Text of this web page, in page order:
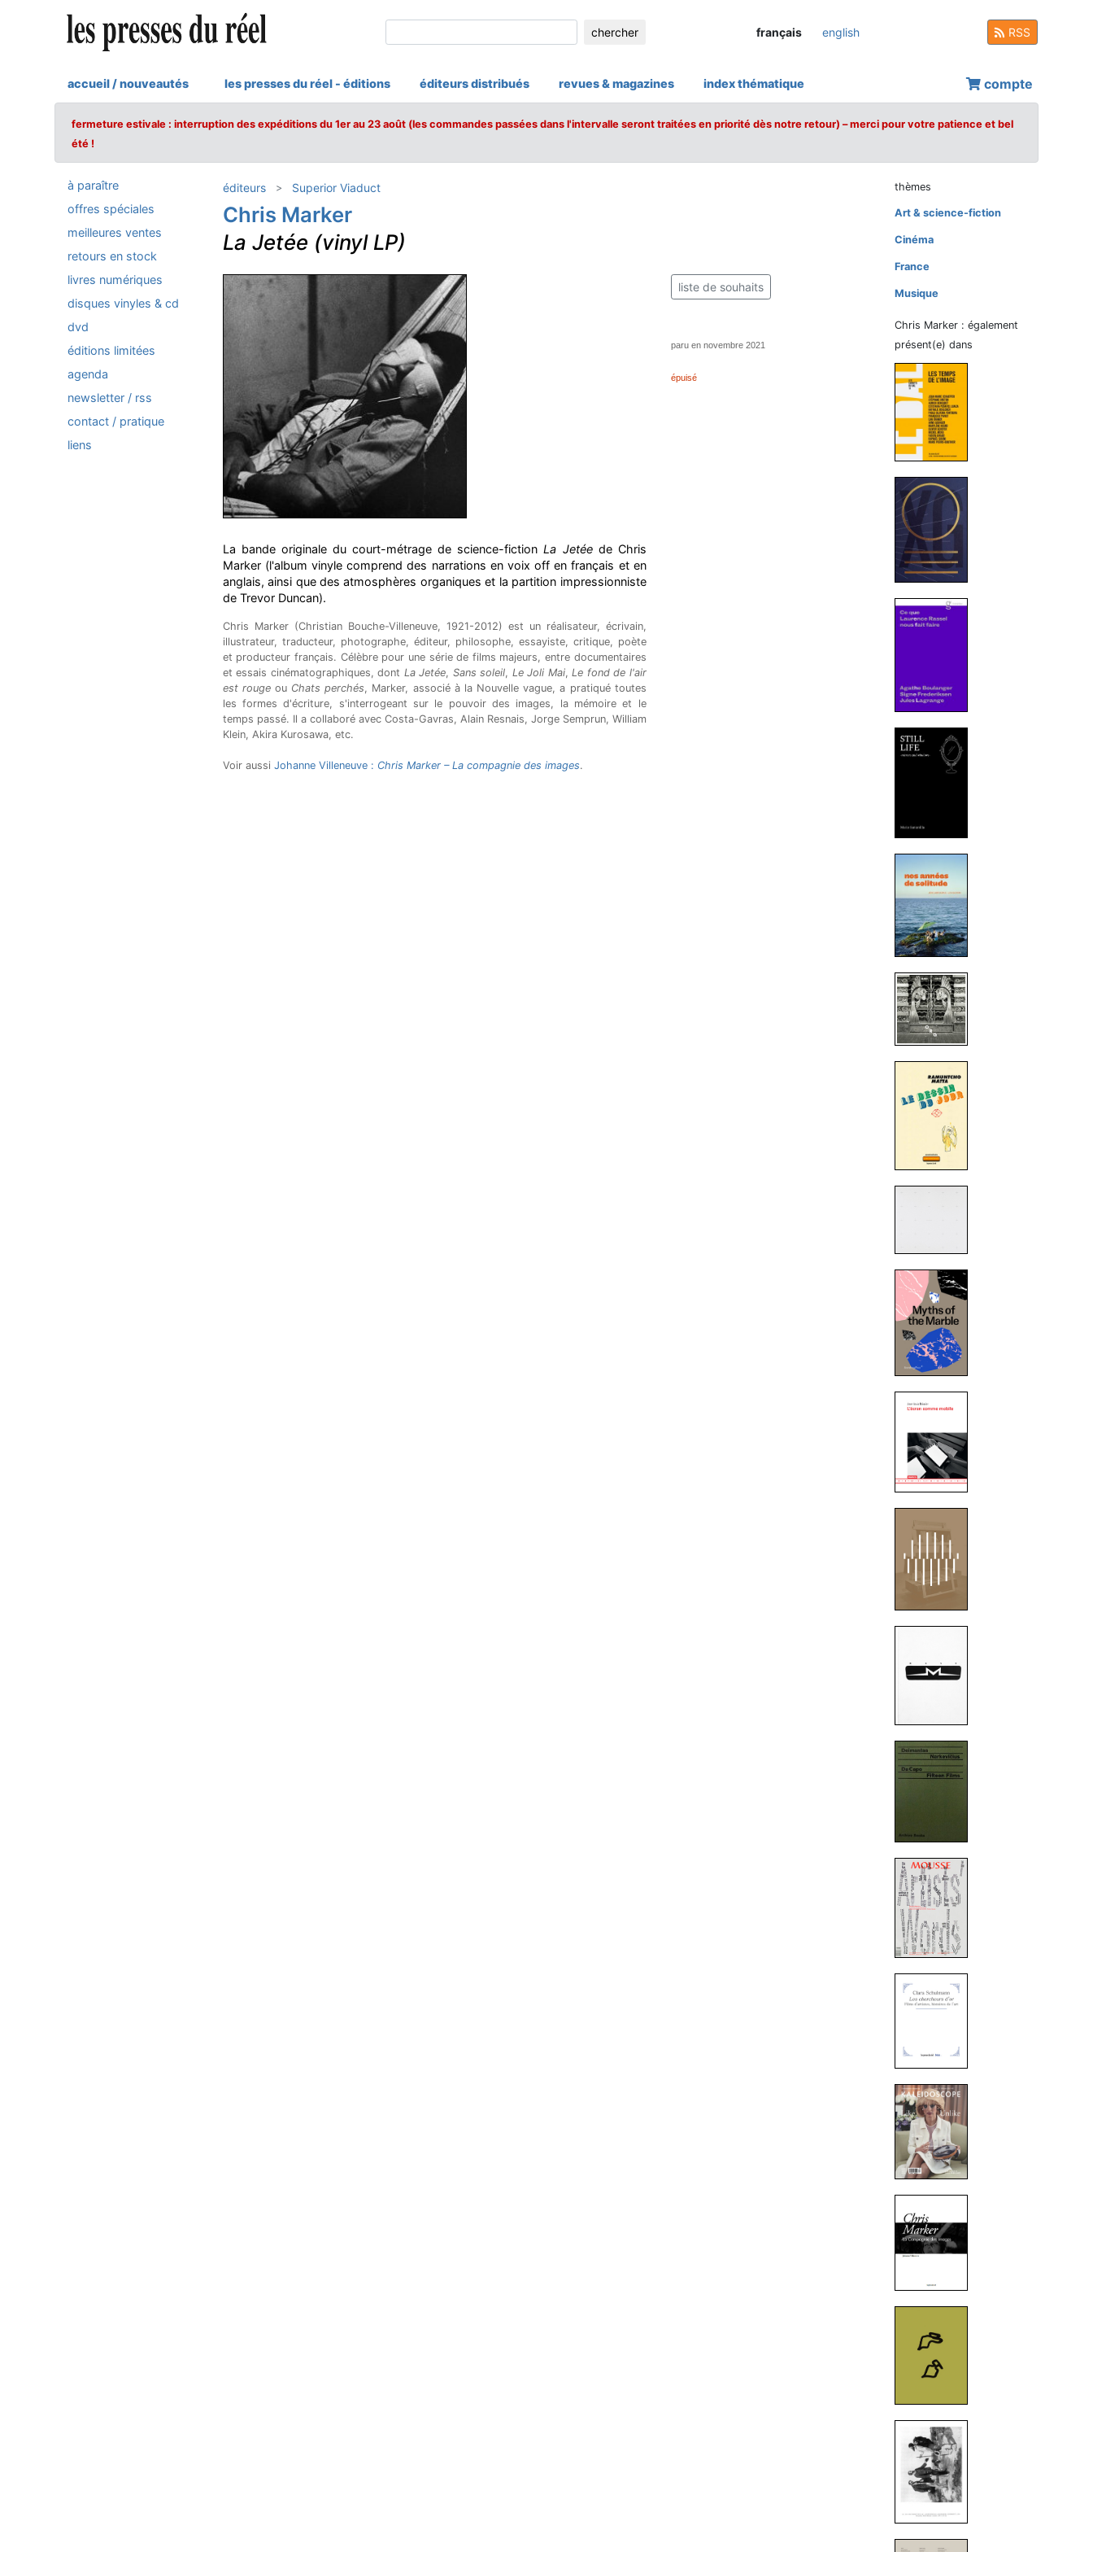
chercher français english RSS
accueil / nouveautés les presses du réel - éditions éditeurs distribués revues & magazines index thématique compte
fermeture estivale : interruption des expéditions du 1er au 23 août (les commandes passées dans l'intervalle seront traitées en priorité dès notre retour) – merci pour votre patience et bel
été !
à paraître
offres spéciales
meilleures ventes
retours en stock
livres numériques
disques vinyles & cd
dvd
éditions limitées
agenda
newsletter / rss
contact / pratique
liens
éditeurs Superior Viaduct
Chris Marker
La Jetée (vinyl LP)
La bande originale du court-métrage de science-fictionLa Jetéede Chris
Marker (l'album vinyle comprend des narrations en voix off en français et en
anglais, ainsi que des atmosphères organiques et la partition impressionniste
de Trevor Duncan).
Chris Marker (Christian Bouche-Villeneuve, 1921-2012) est un réalisateur, écrivain,
illustrateur, traducteur, photographe, éditeur, philosophe, essayiste, critique, poète
et producteur français. Célèbre pour une série de films majeurs, entre documentaires
et essais cinématographiques, dont La Jetée, Sans soleil, Le Joli Mai,Le fond de l'air
est rougeou Chats perchés, Marker, associé à la Nouvelle vague, a pratiqué toutes
les formes d'écriture, s'interrogeant sur le pouvoir des images, la mémoire et le
temps passé. Il a collaboré avec Costa-Gavras, Alain Resnais, Jorge Semprun, William
Klein, Akira Kurosawa, etc.
Voir aussi Johanne Villeneuve : Chris Marker – La compagnie des images.
liste de souhaits
paru en novembre 2021
épuisé
thèmes
Art & science-fiction
Cinéma
France
Musique
Chris Marker : également
présent(e) dans